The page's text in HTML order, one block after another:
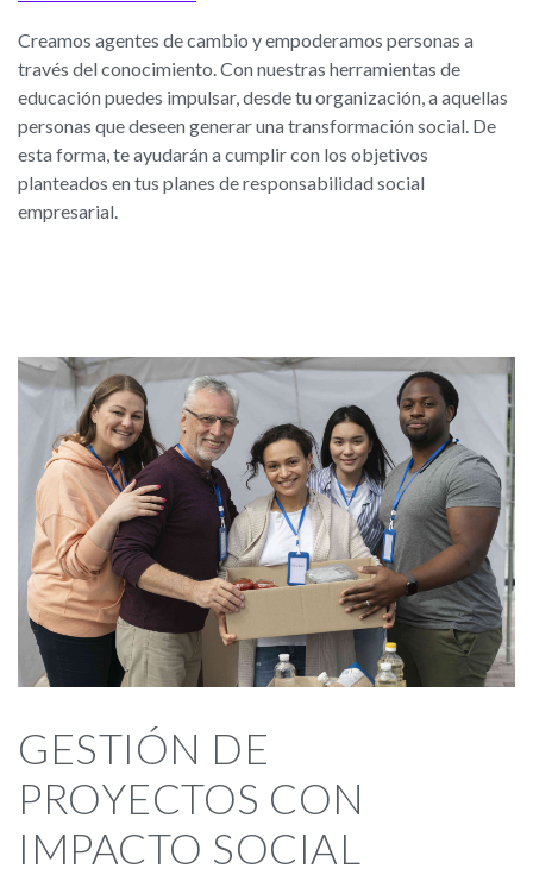
Creamos agentes de cambio y empoderamos personas a
través del conocimiento. Con nuestras herramientas de
educación puedes impulsar, desde tu organización, a aquellas
personas que deseen generar una transformación social. De
esta forma, te ayudarán a cumplir con los objetivos
planteados en tus planes de responsabilidad social
empresarial.
GESTIÓN DE
PROYECTOS CON
IMPACTO SOCIAL